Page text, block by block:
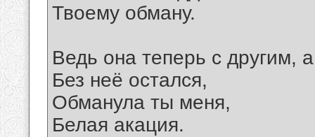
Твоему обману.
Ведь она теперь с другим,
Без неё остался,
Обманула ты меня,
Белая акация.